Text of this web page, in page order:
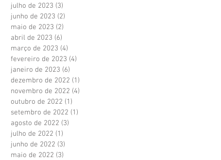
julho de 2023 (3)
junho de 2023 (2)
maio de 2023 (2)
abril de 2023 (6)
março de 2023 (4)
fevereiro de 2023 (4)
janeiro de 2023 (6)
dezembro de 2022 (1)
novembro de 2022 (4)
outubro de 2022 (1)
setembro de 2022 (1)
agosto de 2022 (3)
julho de 2022 (1)
junho de 2022 (3)
maio de 2022 (3)